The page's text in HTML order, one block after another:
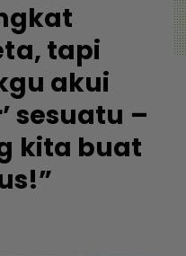
tapi
akui
sesuatu –
kita buat